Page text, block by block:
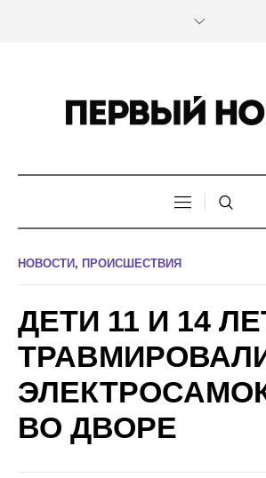
НОВОСТИ , ПРОИСШЕСТВИЯ
ДЕТИ 11 И 14
ВО ДВОРЕ